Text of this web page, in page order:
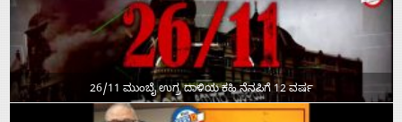
26/11 ಮುಂಬೈ ಉಗ್ರ ದಾಳಿಯ ಕಹಿ ನೆನಪಿಗೆ 12 ವರ್ಷ